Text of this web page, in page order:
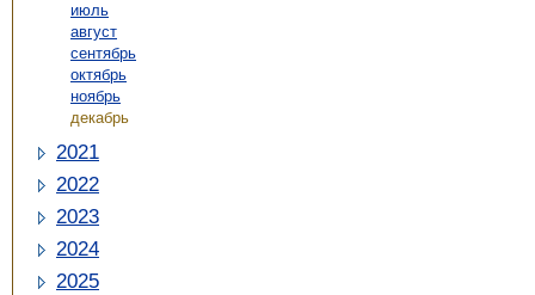
июль
август
сентябрь
октябрь
ноябрь
декабрь
2021
2022
2023
2024
2025